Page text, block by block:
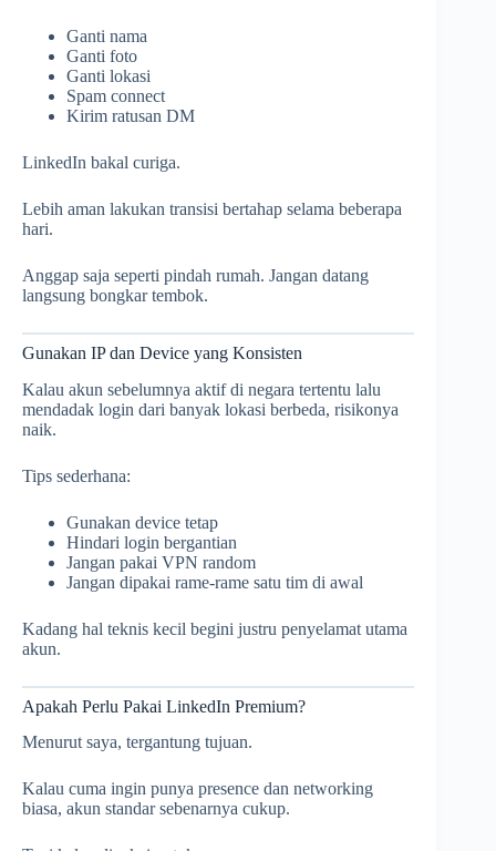
Ganti nama
Ganti foto
Ganti lokasi
Spam connect
Kirim ratusan DM
LinkedIn bakal curiga.
Lebih aman lakukan transisi bertahap selama beberapa
hari.
Anggap saja seperti pindah rumah. Jangan datang
langsung bongkar tembok.
Gunakan IP dan Device yang Konsisten
Kalau akun sebelumnya aktif di negara tertentu lalu
mendadak login dari banyak lokasi berbeda, risikonya
naik.
Tips sederhana:
Gunakan device tetap
Hindari login bergantian
Jangan pakai VPN random
Jangan dipakai rame-rame satu tim di awal
Kadang hal teknis kecil begini justru penyelamat utama
akun.
Apakah Perlu Pakai LinkedIn Premium?
Menurut saya, tergantung tujuan.
Kalau cuma ingin punya presence dan networking
biasa, akun standar sebenarnya cukup.